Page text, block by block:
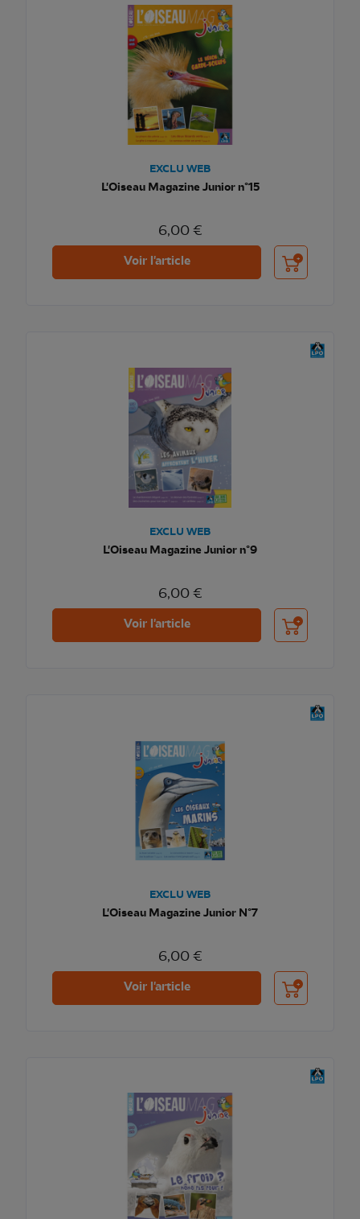
EXCLU WEB
L'Oiseau Magazine Junior n°15
6,00 €
Voir l'article Ajouter au
EXCLU WEB
L'Oiseau Magazine Junior n°9
6,00 €
Voir l'article Ajouter au
EXCLU WEB
L'Oiseau Magazine Junior N°7
6,00 €
Voir l'article Ajouter au